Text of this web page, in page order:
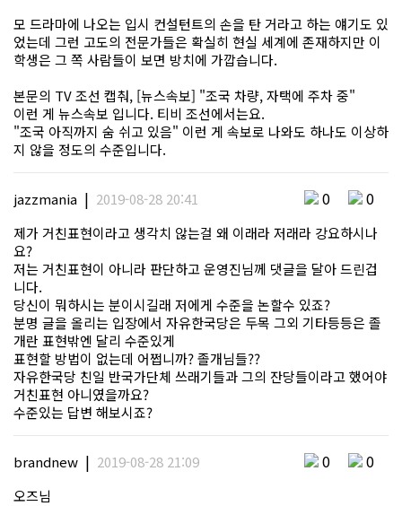
모 드라마에 나오는 입시 컨설턴트의 손을 탄 거라고 하는 얘기도 있
었는데 그런 고도의 전문가들은 확실히 현실 세계에 존재하지만 이
학생은 그 쪽 사람들이 보면 방치에 가깝습니다.
본문의 TV 조선 캡춰, [뉴스속보] "조국 차량, 자택에 주차 중"
이런 게 뉴스속보 입니다. 티비 조선에서는요.
"조국 아직까지 숨 쉬고 있음" 이런 게 속보로 나와도 하나도 이상하
지 않을 정도의 수준입니다.
jazzmania | 2019-08-28 20:41 0 0
제가 거친표현이라고 생각치 않는걸 왜 이래라 저래라 강요하시나
요?
저는 거친표현이 아니라 판단하고 운영진님께 댓글을 달아 드린겁
니다.
당신이 뭐하시는 분이시길래 저에게 수준을 논할수 있죠?
분명 글을 올리는 입장에서 자유한국당은 두목 그외 기타등등은 졸
개란 표현밖엔 달리 수준있게
표현할 방법이 없는데 어쩝니까? 졸개님들??
자유한국당 친일 반국가단체 쓰래기들과 그의 잔당들이라고 했어야
거친표현 아니였을까요?
수준있는 답변 해보시죠?
brandnew | 2019-08-28 21:09 0 0
오즈님